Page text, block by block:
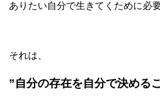
ありたい自分で生きてくために必
それは、
”自分の存在を自分で決める